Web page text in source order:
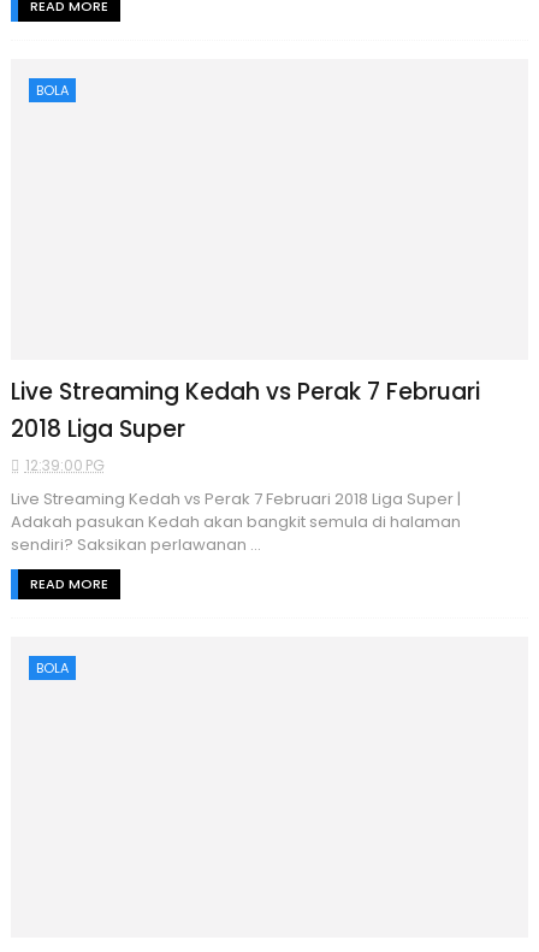
READ MORE
BOLA
Live Streaming Kedah vs Perak 7 Februari
2018 Liga Super
12:39:00 PG
Live Streaming Kedah vs Perak 7 Februari 2018 Liga Super |
Adakah pasukan Kedah akan bangkit semula di halaman
sendiri? Saksikan perlawanan ...
READ MORE
BOLA